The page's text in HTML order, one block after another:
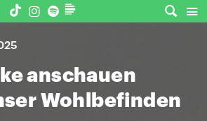
anschauen
Wohlbefinden